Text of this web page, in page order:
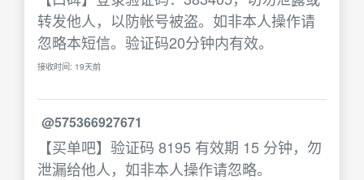
转发他人，以防帐号被盗。如非本人操作请
忽略本短信。验证码20分钟内有效。
接收时间: 19天前
@575366927671
【买单吧】验证码 8195 有效期 15 分钟，勿
泄漏给他人，如非本人操作请忽略。